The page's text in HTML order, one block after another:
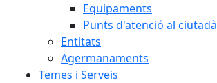
Equipaments
Punts d'atenció al ciutadà
Entitats
Agermanaments
Temes i Serveis